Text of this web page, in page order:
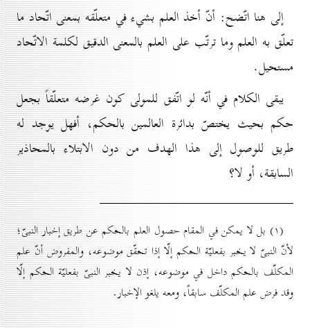
إلى هنا اتّضح: أنّ أخذ العلم بشيء في متعلّقه بمعنى اتّحاد ما
تعلّق به العلم وما ترتّب على العلم بالمعنى الدقيق لكلمة الاتّحاد
مستحيل.
يبقى الكلام في أنّه لو اتّفق للمولى كون غرضه متعلّقاً بجعل
حكم بحيث يختصّ بدائرة العالمين بالحكم، أفهل يوجد له
طريق للوصول إلى هذا الهدف من دون الابتلاء بالمحاذير
السابقة، أو لا؟
(۱) بل لا يمكن في المقام حصول العلم بالحكم عن طريق إخبار النبىّ؛
لأنّ النبىّ لا يخبر بفعليّة الحكم إلّا إذا تحقّق موضوعه، والمفروض أنّ علم
المكلّف بالحكم داخل في موضوعه، إذن لا يخبر النبىّ بفعليّة الحكم إلّا
وقد فرض علم المكلّف سابقاً، ومعه يلغو الإخبار.